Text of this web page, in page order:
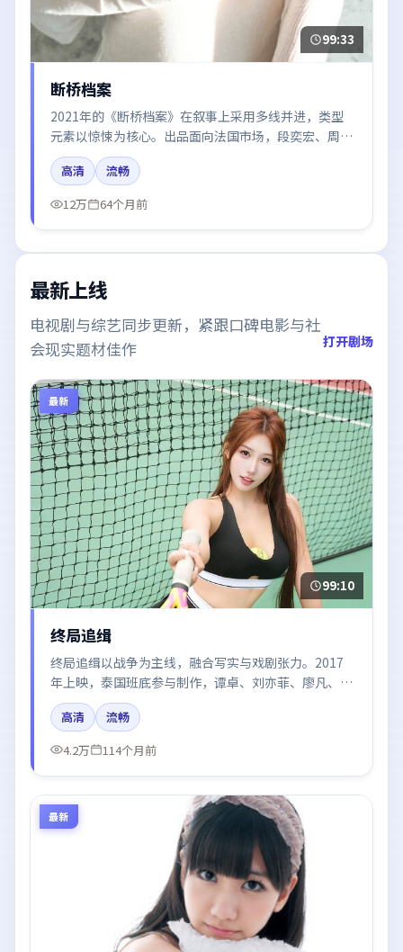
99:33
断桥档案
2021年的《断桥档案》在叙事上采用多线并进，类型
元素以惊悚为核心。出品面向法国市场，段奕宏、周冬
雨、河正宇、杨幂、谭卓所饰角色推动关键反转，结尾
留白引发讨论。
高清
流畅
12万
64个月前
最新上线
电视剧与综艺同步更新，紧跟口碑电影与社
会现实题材佳作
打开剧场
最新
99:10
终局追缉
终局追缉以战争为主线，融合写实与戏剧张力。2017
年上映，泰国班底参与制作，谭卓、刘亦菲、廖凡、倪
妮在片中呈现细腻表演，影像风格统一，配乐与剪辑强
化了情绪曲线。
高清
流畅
4.2万
114个月前
最新